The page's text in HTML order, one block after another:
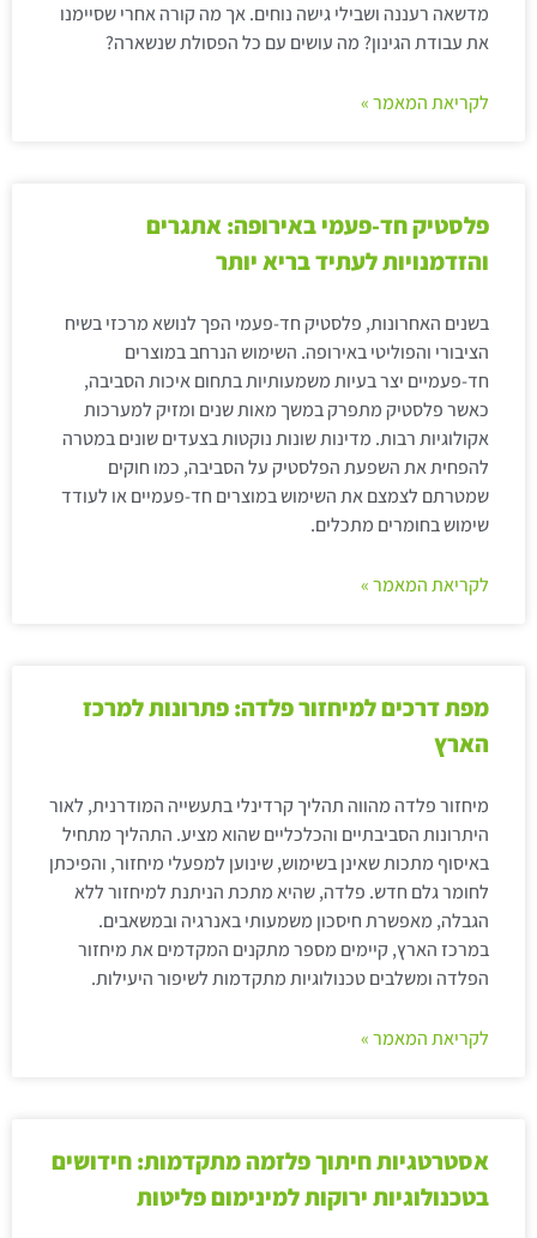
מדשאה רעננה ושבילי גישה נוחים. אך מה קורה אחרי שסיימנו
את עבודת הגינון? מה עושים עם כל הפסולת שנשארה?
לקריאת המאמר »
פלסטיק חד-פעמי באירופה: אתגרים
והזדמנויות לעתיד בריא יותר
בשנים האחרונות, פלסטיק חד-פעמי הפך לנושא מרכזי בשיח
הציבורי והפוליטי באירופה. השימוש הנרחב במוצרים
חד-פעמיים יצר בעיות משמעותיות בתחום איכות הסביבה,
כאשר פלסטיק מתפרק במשך מאות שנים ומזיק למערכות
אקולוגיות רבות. מדינות שונות נוקטות בצעדים שונים במטרה
להפחית את השפעת הפלסטיק על הסביבה, כמו חוקים
שמטרתם לצמצם את השימוש במוצרים חד-פעמיים או לעודד
שימוש בחומרים מתכלים.
לקריאת המאמר »
מפת דרכים למיחזור פלדה: פתרונות למרכז
הארץ
מיחזור פלדה מהווה תהליך קרדינלי בתעשייה המודרנית, לאור
היתרונות הסביבתיים והכלכליים שהוא מציע. התהליך מתחיל
באיסוף מתכות שאינן בשימוש, שינוען למפעלי מיחזור, והפיכתן
לחומר גלם חדש. פלדה, שהיא מתכת הניתנת למיחזור ללא
הגבלה, מאפשרת חיסכון משמעותי באנרגיה ובמשאבים.
במרכז הארץ, קיימים מספר מתקנים המקדמים את מיחזור
הפלדה ומשלבים טכנולוגיות מתקדמות לשיפור היעילות.
לקריאת המאמר »
אסטרטגיות חיתוך פלזמה מתקדמות: חידושים
בטכנולוגיות ירוקות למינימום פליטות